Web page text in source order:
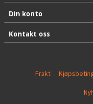
Din konto
Kontakt oss
Frakt